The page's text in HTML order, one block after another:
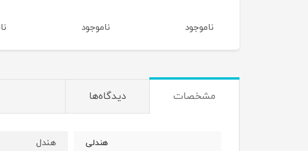
ناموجود ناموجود
مشخصات دیدگاه‌ها
هندلی هندل